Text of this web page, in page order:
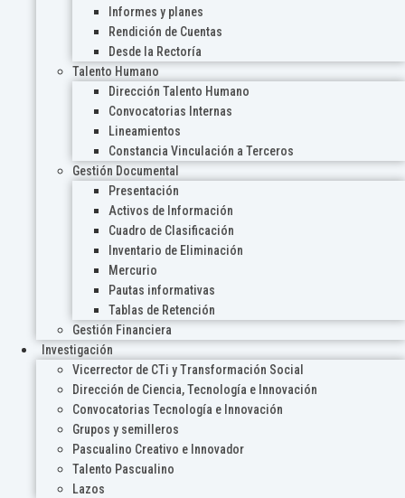
Informes y planes
Rendición de Cuentas
Desde la Rectoría
Talento Humano
Dirección Talento Humano
Convocatorias Internas
Lineamientos
Constancia Vinculación a Terceros
Gestión Documental
Presentación
Activos de Información
Cuadro de Clasificación
Inventario de Eliminación
Mercurio
Pautas informativas
Tablas de Retención
Gestión Financiera
Investigación
Vicerrector de CTi y Transformación Social
Dirección de Ciencia, Tecnología e Innovación
Convocatorias Tecnología e Innovación
Grupos y semilleros
Pascualino Creativo e Innovador
Talento Pascualino
Lazos